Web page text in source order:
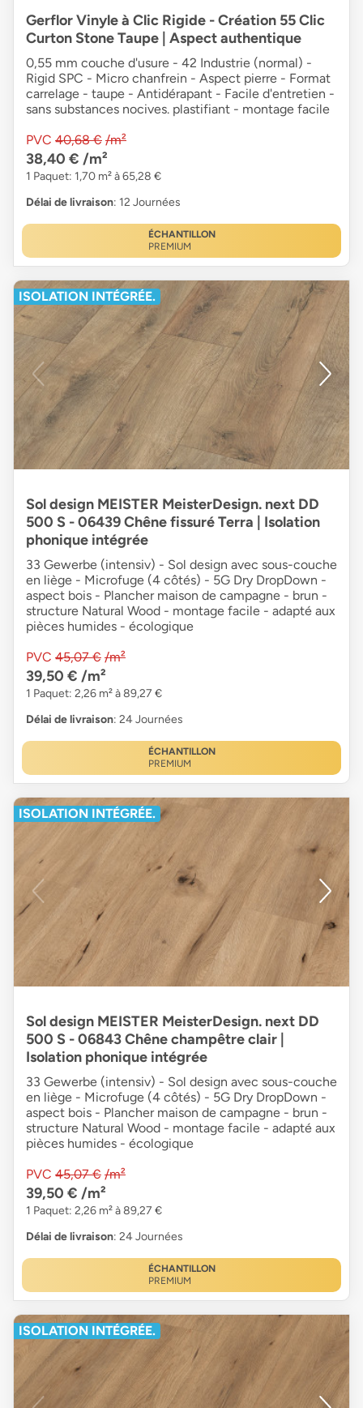
Gerflor Vinyle à Clic Rigide - Création 55 Clic
Curton Stone Taupe | Aspect authentique
0,55 mm couche d'usure - 42 Industrie (normal) -
Rigid SPC - Micro chanfrein - Aspect pierre - Format
carrelage - taupe - Antidérapant - Facile d'entretien -
sans substances nocives. plastifiant - montage facile
PVC 40,68 € /m²
38,40 € /m²
1 Paquet: 1,70 m² à 65,28 €
Délai de livraison: 12 Journées
ÉCHANTILLON
PREMIUM
ISOLATION INTÉGRÉE.
Sol design MEISTER MeisterDesign. next DD
500 S - 06439 Chêne fissuré Terra | Isolation
phonique intégrée
33 Gewerbe (intensiv) - Sol design avec sous-couche
en liège - Microfuge (4 côtés) - 5G Dry DropDown -
aspect bois - Plancher maison de campagne - brun -
structure Natural Wood - montage facile - adapté aux
pièces humides - écologique
PVC 45,07 € /m²
39,50 € /m²
1 Paquet: 2,26 m² à 89,27 €
Délai de livraison: 24 Journées
ÉCHANTILLON
PREMIUM
ISOLATION INTÉGRÉE.
Sol design MEISTER MeisterDesign. next DD
500 S - 06843 Chêne champêtre clair |
Isolation phonique intégrée
33 Gewerbe (intensiv) - Sol design avec sous-couche
en liège - Microfuge (4 côtés) - 5G Dry DropDown -
aspect bois - Plancher maison de campagne - brun -
structure Natural Wood - montage facile - adapté aux
pièces humides - écologique
PVC 45,07 € /m²
39,50 € /m²
1 Paquet: 2,26 m² à 89,27 €
Délai de livraison: 24 Journées
ÉCHANTILLON
PREMIUM
ISOLATION INTÉGRÉE.